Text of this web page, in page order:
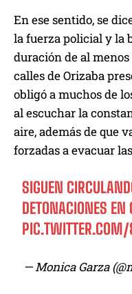
En ese sentido, se
la fuerza policial y la
duración de al menos
calles de Orizaba
obligó a muchos de
al escuchar la
aire, además de que
forzadas a evacuar
SIGUEN
DETONACIONES
— Monica Garza